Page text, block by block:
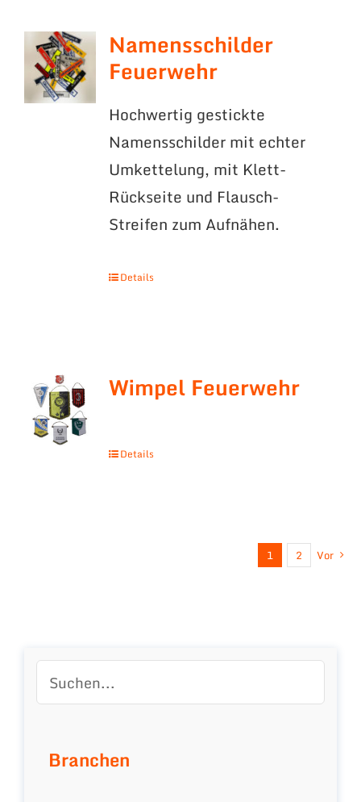
Namensschilder
Feuerwehr
Hochwertig gestickte
Namensschilder mit echter
Umkettelung, mit Klett-
Rückseite und Flausch-
Streifen zum Aufnähen.
Details
Wimpel Feuerwehr
Details
1 2 Vor
Branchen